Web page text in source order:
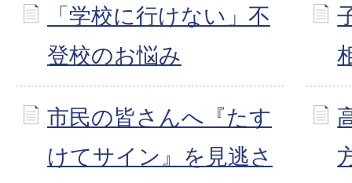
「学校に行けない」不
登校のお悩み
市民の皆さんへ『たす
けてサイン』を見逃さ